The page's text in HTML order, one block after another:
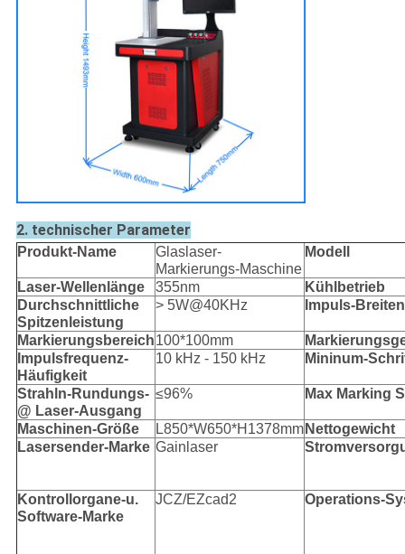
2. technischer Parameter
Produkt-Name
Glaslaser-
Markierungs-Maschine
Modell
Laser-Wellenlänge 355nm
Kühlbetrieb
Durchschnittliche
Spitzenleistung
> 5W@40KHz Impuls-
Markierungsbereich100*100mm
Impulsfrequenz-
Häufigkeit
10 kHz - 150 kHz Mininum-
Strahln-Rundungs-
@ Laser-Ausgang
≤96% Max Marking
Maschinen-Größe L850*W650*H1378mm Nettogewicht
Lasersender-Marke Gainlaser
Kontrollorgane-u.
Software-Marke
JCZ/EZcad2 Operations-